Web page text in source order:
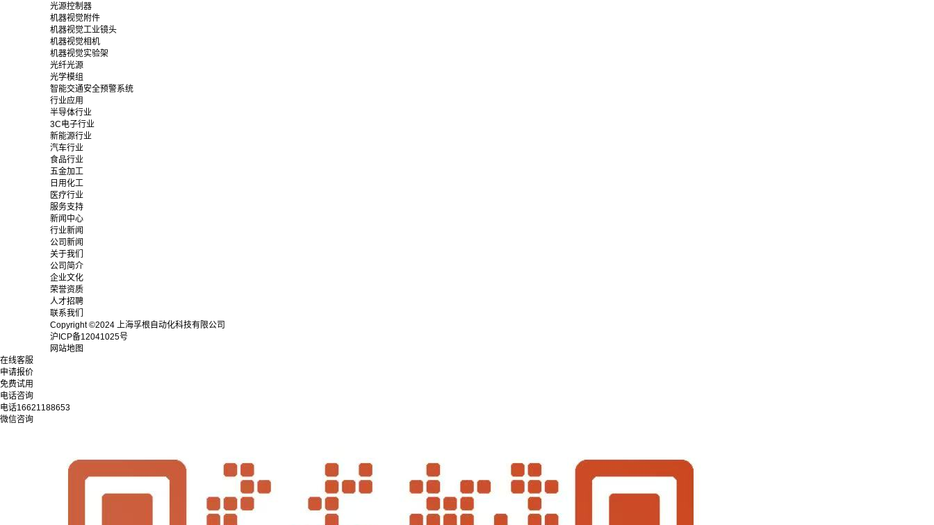
光源控制器
机器视觉附件
机器视觉工业镜头
机器视觉相机
机器视觉实验架
光纤光源
光学模组
智能交通安全预警系统
行业应用
半导体行业
3C电子行业
新能源行业
汽车行业
食品行业
五金加工
日用化工
医疗行业
服务支持
新闻中心
行业新闻
公司新闻
关于我们
公司简介
企业文化
荣誉资质
人才招聘
联系我们
Copyright ©2024 上海孚根自动化科技有限公司
沪ICP备12041025号
网站地图
在线客服
申请报价
免费试用
电话咨询
电话16621188653
微信咨询